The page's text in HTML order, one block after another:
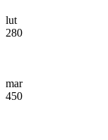
lut
280
mar
450